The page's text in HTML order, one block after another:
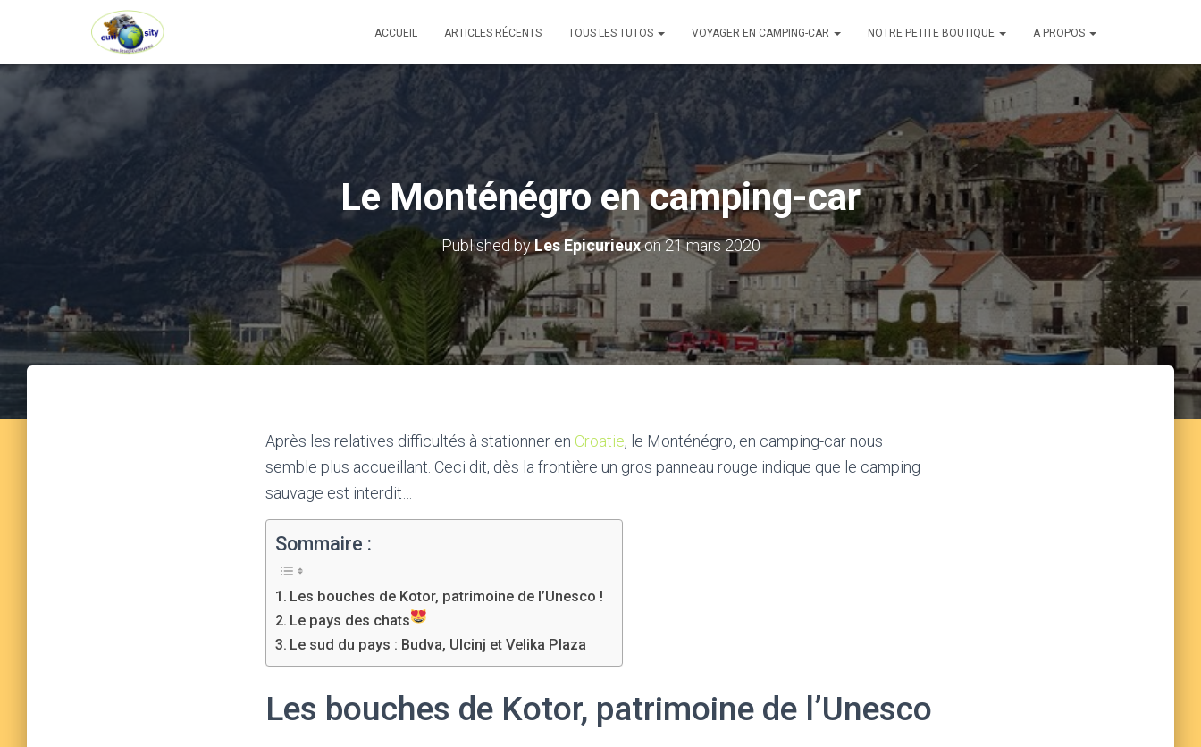
ACCUEIL ARTICLES RÉCENTS TOUS LES TUTOS VOYAGER EN CAMPING-CAR NOTRE PETITE BOUTIQUE A PROPOS
Le Monténégro en camping-car
Published byLes Epicurieuxon21 mars 2020
Après les relatives difficultés à stationner en Croatie, le Monténégro, en camping-car nous
semble plus accueillant. Ceci dit, dès la frontière un gros panneau rouge indique que le camping
sauvage est interdit…
Sommaire :
Les bouches de Kotor, patrimoine de l’Unesco !
Le pays des chats
Le sud du pays : Budva, Ulcinj et Velika Plaza
Les bouches de Kotor, patrimoine de l’Unesco